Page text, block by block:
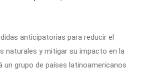
anticipatorias para reducir el
naturales y mitigar su impacto en la
un grupo de países latinoamericanos